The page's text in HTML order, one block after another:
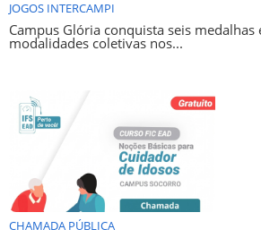
JOGOS INTERCAMPI
Campus Glória conquista seis medalhas
modalidades coletivas nos...
CHAMADA PÚBLICA